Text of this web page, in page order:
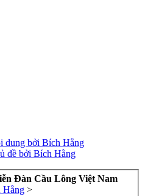
dung bởi Bích Hằng
đề bởi Bích Hằng
Đàn Cầu Lông Việt Nam
Hằng >